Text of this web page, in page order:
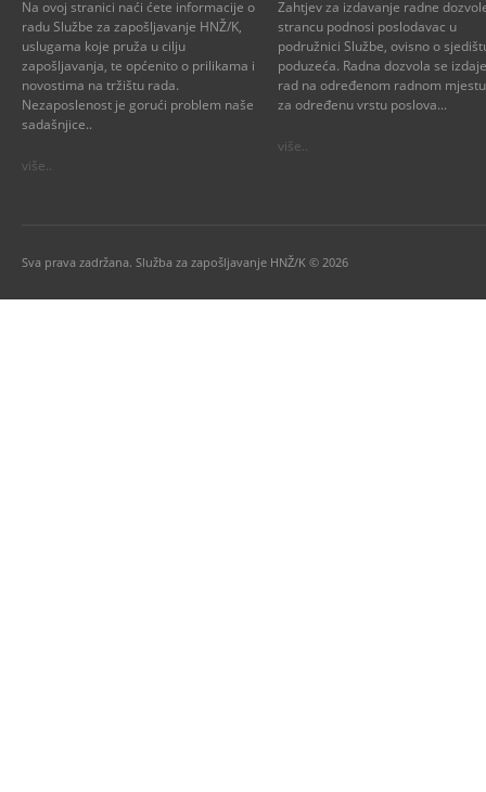
Na ovoj stranici naći ćete informacije o
radu Službe za zapošljavanje HNŽ/K,
uslugama koje pruža u cilju
zapošljavanja, te općenito o prilikama i
novostima na tržištu rada.
Nezaposlenost je gorući problem naše
sadašnjice..
više..
Zahtjev za izdavanje radne
strancu podnosi poslodavac u
podružnici Službe, ovisno o
poduzeća. Radna dozvola se
rad na određenom radnom
za određenu vrstu poslova...
više..
Sva prava zadržana. Služba za zapošljavanje HNŽ/K © 2026